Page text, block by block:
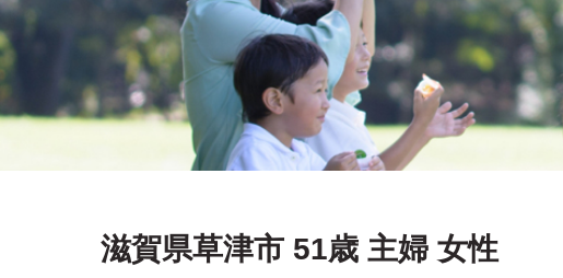
滋賀県草津市 51歳 主婦 女性